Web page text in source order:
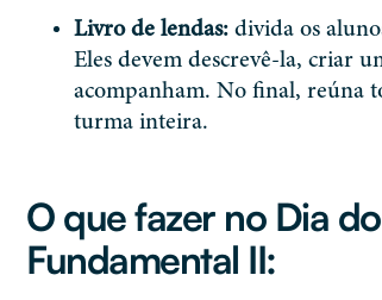
Livro de lendas: divida os
Eles devem descrevê-la, criar
acompanham. No final, reúna
turma inteira.
O que fazer no Dia
Fundamental II: